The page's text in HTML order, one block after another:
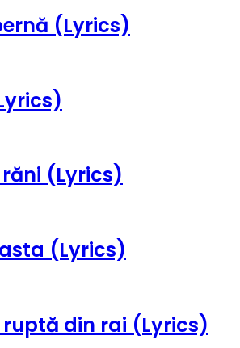
(Lyrics)
(Lyrics)
(Lyrics)
ruptă din rai (Lyrics)